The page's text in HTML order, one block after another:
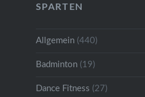
SPARTEN
Allgemein(440)
Badminton(19)
Dance Fitness (27)